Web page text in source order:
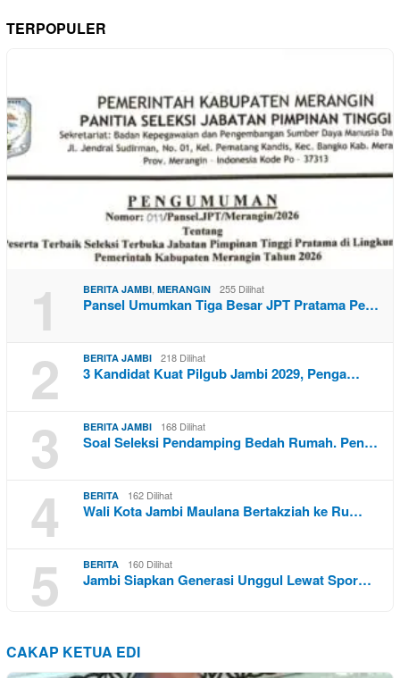
TERPOPULER
1 BERITA JAMBI, MERANGIN 255 Dilihat
Pansel Umumkan Tiga Besar JPT Pratama Pe…
2 BERITA JAMBI 218 Dilihat
3 Kandidat Kuat Pilgub Jambi 2029, Penga…
3 BERITA JAMBI 168 Dilihat
Soal Seleksi Pendamping Bedah Rumah. Pen…
4 BERITA 162 Dilihat
Wali Kota Jambi Maulana Bertakziah ke Ru…
5 BERITA 160 Dilihat
Jambi Siapkan Generasi Unggul Lewat Spor…
CAKAP KETUA EDI